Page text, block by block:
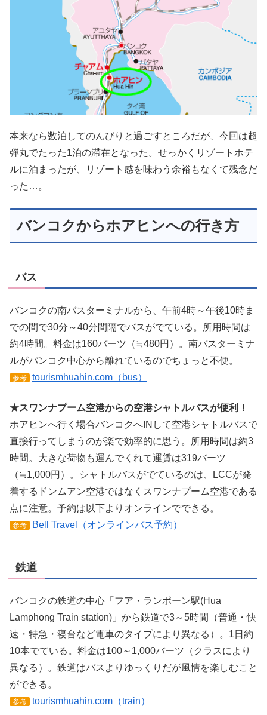
本来なら数泊してのんびりと過ごすところだが、今回は超
弾丸でたった1泊の滞在となった。せっかくリゾートホテ
ルに泊まったが、リゾート感を味わう余裕もなくて残念だ
った…。
バンコクからホアヒンへの行き方
バス
バンコクの南バスターミナルから、午前4時～午後10時ま
での間で30分～40分間隔でバスがでている。所用時間は
約4時間。料金は160バーツ（≒480円）。南バスターミナ
ルがバンコク中心から離れているのでちょっと不便。
参考 tourismhuahin.com（bus）
★スワンナプーム空港からの空港シャトルバスが便利！
ホアヒンへ行く場合バンコクへINして空港シャトルバスで
直接行ってしまうのが楽で効率的に思う。所用時間は約3
時間。大きな荷物も運んでくれて運賃は319バーツ
（≒1,000円）。シャトルバスがでているのは、LCCが発
着するドンムアン空港ではなくスワンナプーム空港である
点に注意。予約は以下よりオンラインでできる。
参考 Bell Travel（オンラインバス予約）
鉄道
バンコクの鉄道の中心「フア・ランポーン駅(Hua
Lamphong Train station)」から鉄道で3～5時間（普通・快
速・特急・寝台など電車のタイプにより異なる）。1日約
10本でている。料金は100～1,000バーツ（クラスにより
異なる）。鉄道はバスよりゆっくりだが風情を楽しむこと
ができる。
参考 tourismhuahin.com（train）